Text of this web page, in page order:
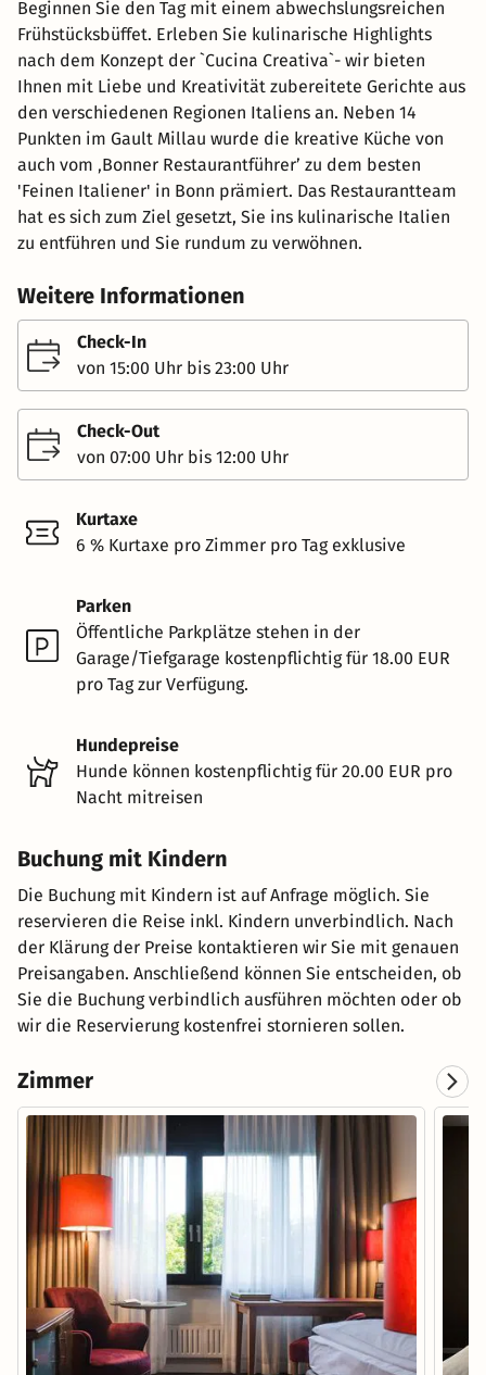
Beginnen Sie den Tag mit einem abwechslungsreichen
Frühstücksbüffet. Erleben Sie kulinarische Highlights
nach dem Konzept der `Cucina Creativa`- wir bieten
Ihnen mit Liebe und Kreativität zubereitete Gerichte aus
den verschiedenen Regionen Italiens an. Neben 14
Punkten im Gault Millau wurde die kreative Küche von
auch vom ‚Bonner Restaurantführer’ zu dem besten
'Feinen Italiener' in Bonn prämiert. Das Restaurantteam
hat es sich zum Ziel gesetzt, Sie ins kulinarische Italien
zu entführen und Sie rundum zu verwöhnen.
Weitere Informationen
Check-In
von 15:00 Uhr bis 23:00 Uhr
Check-Out
von 07:00 Uhr bis 12:00 Uhr
Kurtaxe
6 % Kurtaxe pro Zimmer pro Tag exklusive
Parken
Öffentliche Parkplätze stehen in der
Garage/Tiefgarage kostenpflichtig für 18.00 EUR
pro Tag zur Verfügung.
Hundepreise
Hunde können kostenpflichtig für 20.00 EUR pro
Nacht mitreisen
Buchung mit Kindern
Die Buchung mit Kindern ist auf Anfrage möglich. Sie
reservieren die Reise inkl. Kindern unverbindlich. Nach
der Klärung der Preise kontaktieren wir Sie mit genauen
Preisangaben. Anschließend können Sie entscheiden, ob
Sie die Buchung verbindlich ausführen möchten oder ob
wir die Reservierung kostenfrei stornieren sollen.
Zimmer